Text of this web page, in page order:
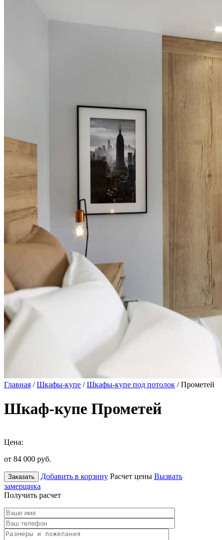
Главная /Шкафы-купе /Шкафы-купе под потолок / Прометей
Шкаф-купе Прометей
Цена:
от 84 000 руб.
Заказать Добавить в корзину Расчет цены Вызвать
замерщика
Получить расчет